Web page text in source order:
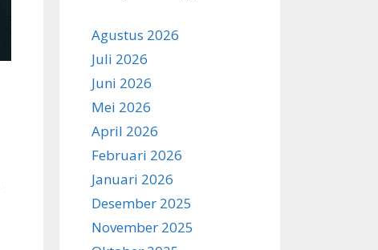
Agustus 2026
Juli 2026
Juni 2026
Mei 2026
April 2026
Februari 2026
Januari 2026
Desember 2025
November 2025